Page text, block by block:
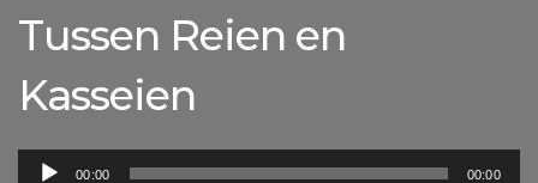
Tussen Reien en
Kasseien
Audiospeler
00:00 00:00